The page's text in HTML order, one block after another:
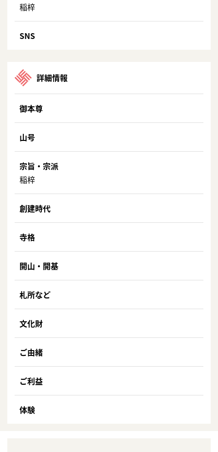
稲梓
SNS
詳細情報
御本尊
山号
宗旨・宗派
稲梓
創建時代
寺格
開山・開基
札所など
文化財
ご由緒
ご利益
体験